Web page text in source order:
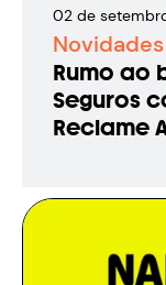
02 de
Novidades
Rumo ao
Seguros
Reclame